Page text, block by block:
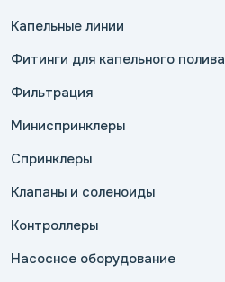
Капельные линии
Фитинги для капельного полива
Фильтрация
Миниспринклеры
Спринклеры
Клапаны и соленоиды
Контроллеры
Насосное оборудование